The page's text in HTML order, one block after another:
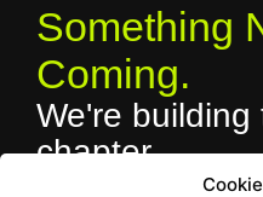
Something
Coming.
We're building
chapter.
The CLIQLAB. brand is